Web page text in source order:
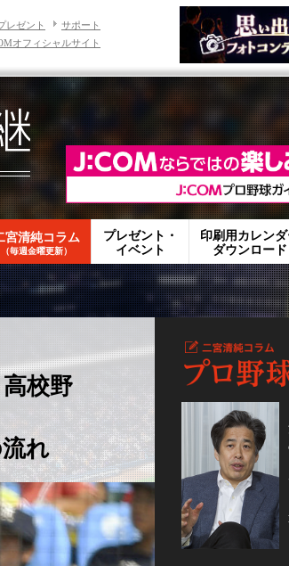
レゼント
サポート
オフィシャルサイト
宮清純コラム
（毎週金曜更新）
プレゼント・
イベント
印刷用カレン
ダウンロード
校野
れ